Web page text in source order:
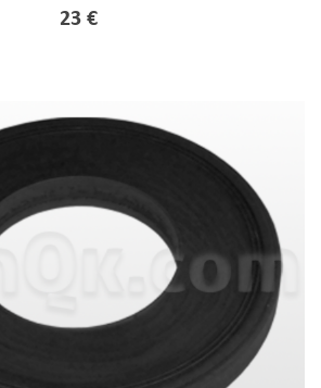
23 €